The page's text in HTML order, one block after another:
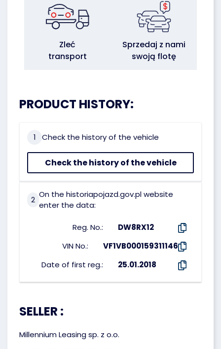
Zleć
transport
Sprzedaj z nami
swoją flotę
PRODUCT HISTORY:
1 Check the history of the vehicle
Check the history of the vehicle
2
On the historiapojazd.gov.pl website
enter the data:
Reg. No.:
DW8RX12
VIN No.:
VF1VB000159311146
Date of first reg.:
25.01.2018
SELLER :
Millennium Leasing sp. z o.o.